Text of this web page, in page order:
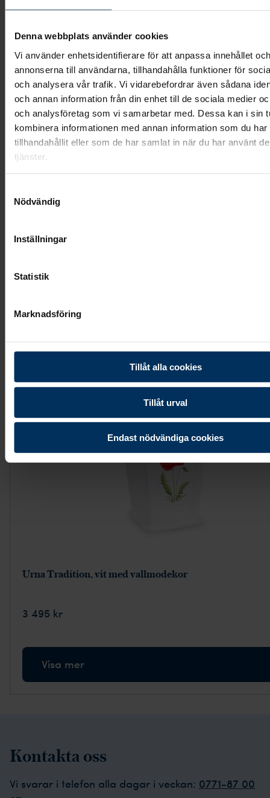
Denna webbplats använder cookies
Vi använder enhetsidentifierare för att anpassa innehållet och
annonserna till användarna, tillhandahålla funktioner för
och analysera vår trafik. Vi vidarebefordrar även sådana
och annan information från din enhet till de sociala medier
och analysföretag som vi samarbetar med. Dessa kan i sin
kombinera informationen med annan information som du har
tillhandahållit eller som de har samlat in när du har använt
tjänster.
Nödvändig
Inställningar
Statistik
Marknadsföring
Tillåt alla cookies
Tillåt urval
Endast nödvändiga cookies
Kistdekoration - Blommande kärlek, mindre
3 795 kr
Urna Tradition, vit med vallmodekor
3 495 kr
Visa mer
Kontakta oss
Vi svarar i telefon alla dagar i veckan: 0771-87 00